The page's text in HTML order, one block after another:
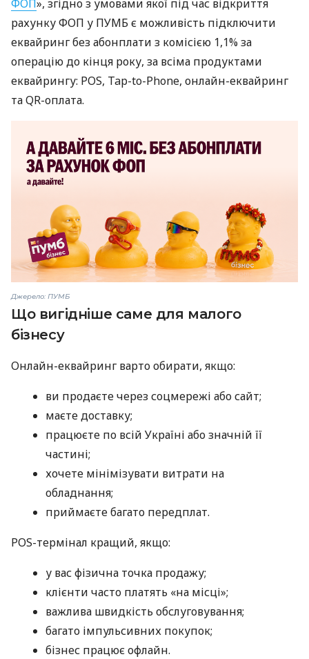
ФОП», згідно з умовами якої під час відкриття
рахунку ФОП у ПУМБ є можливість підключити
еквайринг без абонплати з комісією 1,1% за
операцію до кінця року, за всіма продуктами
еквайрингу: POS, Tap-to-Phone, онлайн-еквайринг
та QR-оплата.
Джерело: ПУМБ
Що вигідніше саме для малого
бізнесу
Онлайн-еквайринг варто обирати, якщо:
ви продаєте через соцмережі або сайт;
маєте доставку;
працюєте по всій Україні або значній її
частині;
хочете мінімізувати витрати на
обладнання;
приймаєте багато передплат.
POS-термінал кращий, якщо:
у вас фізична точка продажу;
клієнти часто платять «на місці»;
важлива швидкість обслуговування;
багато імпульсивних покупок;
бізнес працює офлайн.